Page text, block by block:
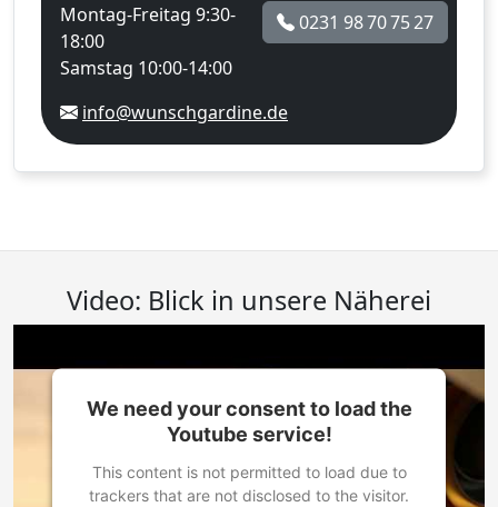
Montag-Freitag 9:30-
18:00
Samstag 10:00-14:00
0231 98 70 75 27
info@wunschgardine.de
Video: Blick in unsere Näherei
We need your consent to load the
Youtube service!
This content is not permitted to load due to
trackers that are not disclosed to the visitor.